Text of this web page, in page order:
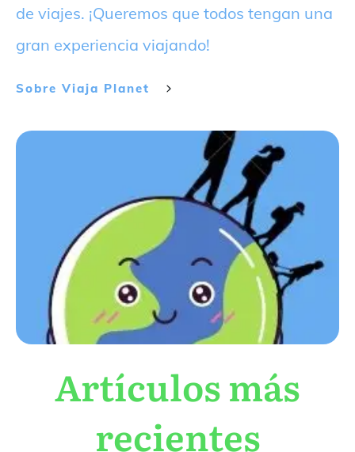
de viajes. ¡Queremos que todos tengan una
gran experiencia viajando!
Sobre Viaja Planet
Artículos más
recientes